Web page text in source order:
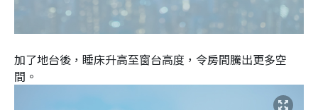
加了地台後，睡床升高至窗台高度，令房間騰出更多空
間。